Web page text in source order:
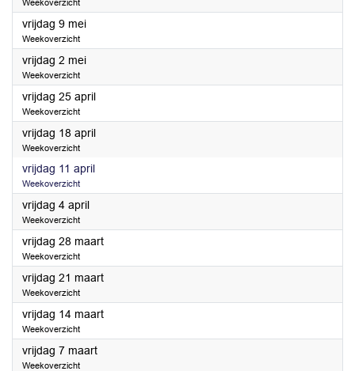
Weekoverzicht
vrijdag 9 mei2025
Weekoverzicht
vrijdag 2 mei2025
Weekoverzicht
vrijdag 25 april2025
Weekoverzicht
vrijdag 18 april2025
Weekoverzicht
vrijdag 11 april2025
Weekoverzicht
vrijdag 4 april2025
Weekoverzicht
vrijdag 28 maart2025
Weekoverzicht
vrijdag 21 maart2025
Weekoverzicht
vrijdag 14 maart2025
Weekoverzicht
vrijdag 7 maart2025
Weekoverzicht